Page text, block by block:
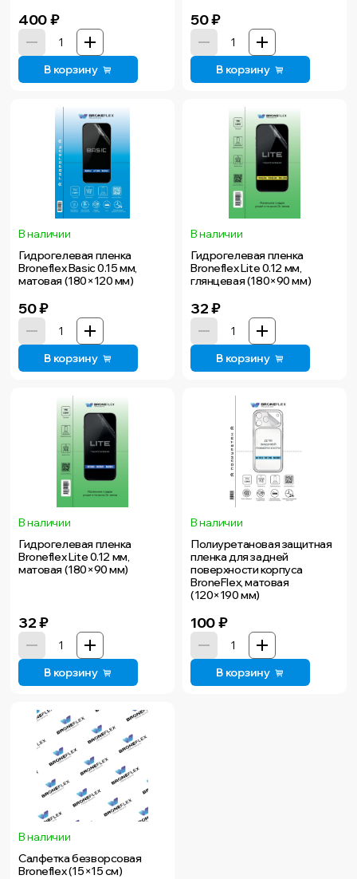
400₽
В корзину
50₽
В корзину
В наличии
Гидрогелевая пленка
Broneflex Basic 0.15 мм,
матовая (180×120 мм)
50₽
В корзину
В наличии
Гидрогелевая пленка
Broneflex Lite 0.12 мм,
глянцевая (180×90 мм)
32₽
В корзину
В наличии
Гидрогелевая пленка
Broneflex Lite 0.12 мм,
матовая (180×90 мм)
32₽
В корзину
В наличии
Полиуретановая защитная
пленка для задней
поверхности корпуса
BroneFlex, матовая
(120×190 мм)
100₽
В корзину
В наличии
Салфетка безворсовая
Broneflex (15×15 см)